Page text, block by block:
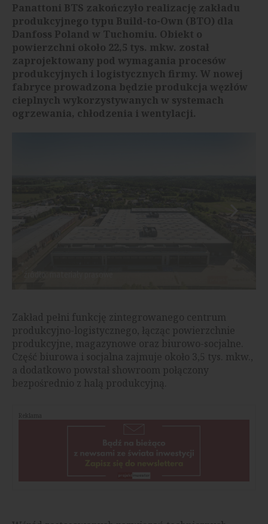
Panattoni BTS zakończyło realizację zakładu
produkcyjnego typu Build-to-Own (BTO) dla
Danfoss Poland w Tuchomiu. Obiekt o
powierzchni około 22,5 tys. mkw. został
zaprojektowany pod wymagania procesów
produkcyjnych i logistycznych firmy. W nowej
fabryce prowadzona będzie produkcja węzłów
cieplnych wykorzystywanych w systemach
ogrzewania, chłodzenia i wentylacji.
Zakład pełni funkcję zintegrowanego centrum
produkcyjno-logistycznego, łącząc powierzchnie
produkcyjne, magazynowe oraz biurowo-socjalne.
Część biurowa i socjalna zajmuje około 3,5 tys. mkw.,
a dodatkowo powstał showroom połączony
bezpośrednio z halą produkcyjną.
Reklama